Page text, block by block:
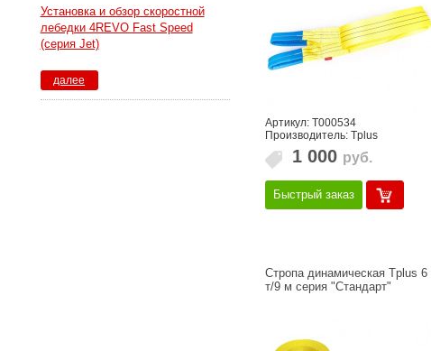
Установка и обзор скоростной
лебедки 4REVO Fast Speed
(серия Jet)
далее
Артикул: Т000534
Производитель: Tplus
1 000 руб.
Быстрый заказ
Стропа динамическая Tplus 6
т/9 м серия "Стандарт"